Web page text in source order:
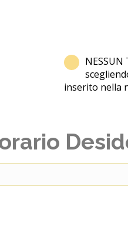
NESSUN
inserito nella